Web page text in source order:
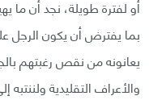
أو لفترة طويلة، نجد أن ما
بما يفترض أن يكون الرجل
يعانونه من نقص رغبتهم
والأعراف التقليدية